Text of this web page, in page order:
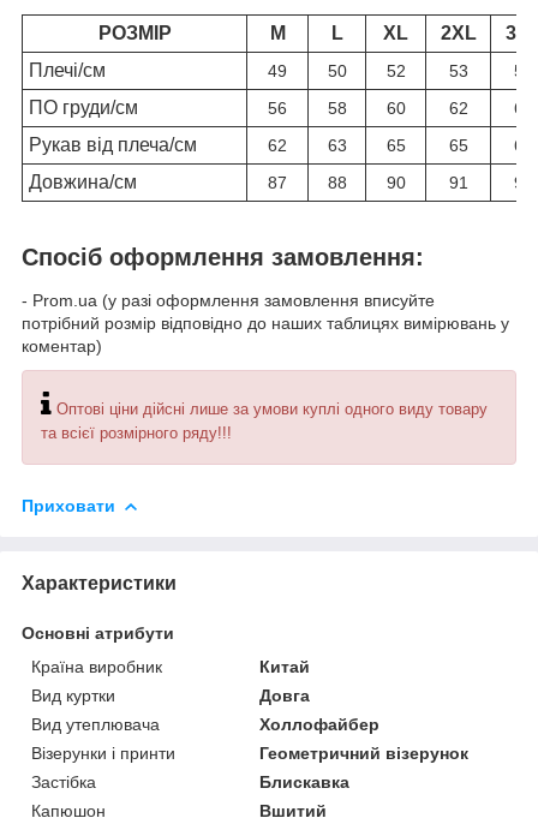
РОЗМІР M L XL 2XL
Плечі/см
49 50 52 53 54
ПО груди/см 56 58 60 62 64
Рукав від плеча/см 62 63 65 65 66
Довжина/см 87 88 90 91 92
Спосіб оформлення замовлення:
- Prom.ua (у разі оформлення замовлення вписуйте
потрібний розмір відповідно до наших таблицях вимірювань у
коментар)
Оптові ціни дійсні лише за умови куплі одного виду товару
та всієї розмірного ряду!!!
Приховати
Характеристики
Основні атрибути
Країна виробник
Китай
Вид куртки
Довга
Вид утеплювача
Холлофайбер
Візерунки і принти
Геометричний візерунок
Застібка
Блискавка
Капюшон
Вшитий